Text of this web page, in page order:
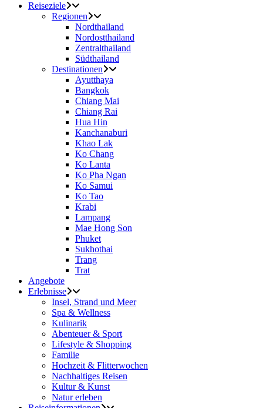
Reiseziele
Regionen
Nordthailand
Nordostthailand
Zentralthailand
Südthailand
Destinationen
Ayutthaya
Bangkok
Chiang Mai
Chiang Rai
Hua Hin
Kanchanaburi
Khao Lak
Ko Chang
Ko Lanta
Ko Pha Ngan
Ko Samui
Ko Tao
Krabi
Lampang
Mae Hong Son
Phuket
Sukhothai
Trang
Trat
Angebote
Erlebnisse
Insel, Strand und Meer
Spa & Wellness
Kulinarik
Abenteuer & Sport
Lifestyle & Shopping
Familie
Hochzeit & Flitterwochen
Nachhaltiges Reisen
Kultur & Kunst
Natur erleben